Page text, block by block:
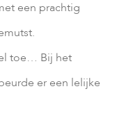
een prachtig
toe… Bij het
er een lelijke